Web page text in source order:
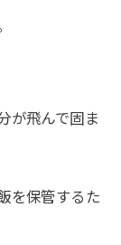
が飛んで固ま
を保管するた